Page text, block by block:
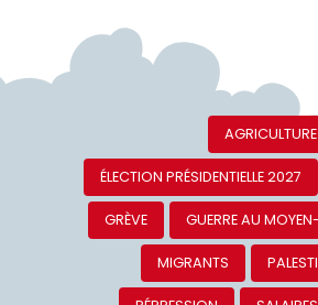
AGRICULTURE
ÉLECTION PRÉSIDENTIELLE 2027
GRÈVE GUERRE AU
MIGRANTS